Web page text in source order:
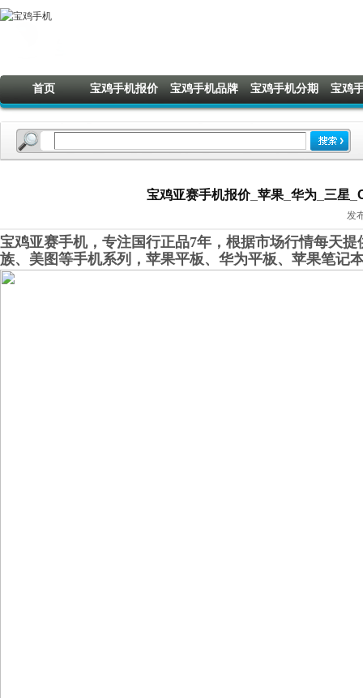
首页 宝鸡手机报价 宝鸡手机品牌 宝鸡手机分期 宝鸡
宝鸡亚赛手机报价_苹果_华为_三星
发
宝鸡亚赛手机，专注国行正品7年，根据市场行情每天
族、美图等手机系列，苹果平板、华为平板、苹果笔记